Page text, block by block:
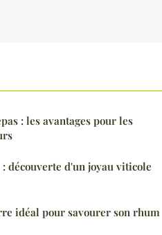
: les avantages pour les
découverte d'un joyau viticole
idéal pour savourer son rhum